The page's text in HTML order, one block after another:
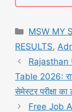
Categories
MSW MY
RESULTS,
Rajasthan
Table 2026:
सेमेस्टर परीक्षा
Free Job